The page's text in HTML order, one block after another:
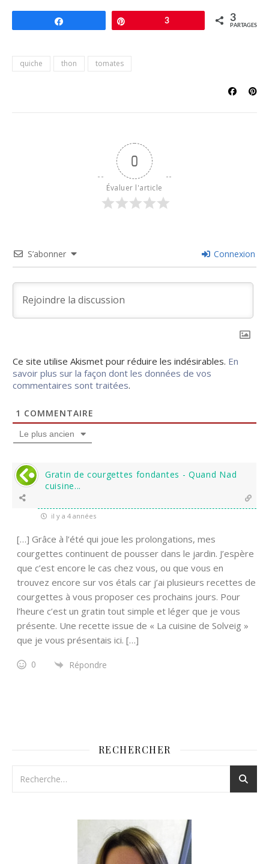
3 3
PARTAGES
quiche thon tomates
0
Évaluer l'article
S’abonner Connexion
Ce site utilise Akismet pour réduire les indésirables. En
savoir plus sur la façon dont les données de vos
commentaires sont traitées.
1 COMMENTAIRE
Le plus ancien
Gratin de courgettes fondantes - Quand Nad
cuisine...
il y a 4 années
[…] Grâce à l’été qui joue les prolongations, mes
courgettes continuent de pousser dans le jardin. J’espère
que c’est encore le cas chez vous, ou que vous en
trouvez encore sur vos étals car j’ai plusieurs recettes de
courgettes à vous proposer ces prochains jours. Pour
l’heure c’est un gratin tout simple et léger que je vous
présente. Une recette issue de « La cuisine de Solveig »
que je vous présentais ici. […]
0 Répondre
RECHERCHER